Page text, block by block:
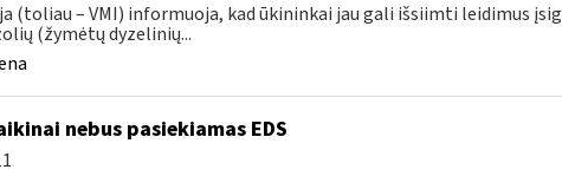
(toliau – VMI) informuoja, kad ūkininkai jau gali išsiimti leidimus
(žymėtų dyzelinių...
nebus pasiekiamas EDS